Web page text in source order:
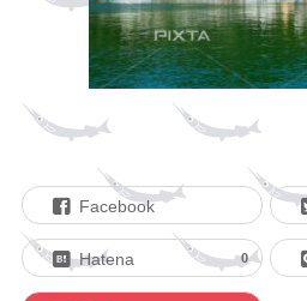
Facebook
Hatena 0